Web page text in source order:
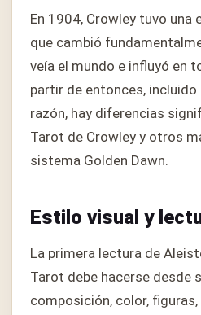
En 1904, Crowley tuvo una
que cambió
veía el mundo e influyó en
partir de entonces,
razón, hay diferencias
Tarot de Crowley y otros
sistema Golden Dawn.
Estilo visual y
La primera lectura de
Tarot debe hacerse desde
composición, color,